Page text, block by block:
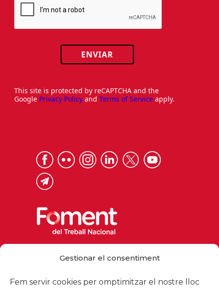
Gestionar el consentiment
Fem servir cookies per omptimitzar el nostre lloc
ENVIAR
This site is protected by reCAPTCHA and the
Google Privacy Policy and Terms of Service apply.
foment@foment.com